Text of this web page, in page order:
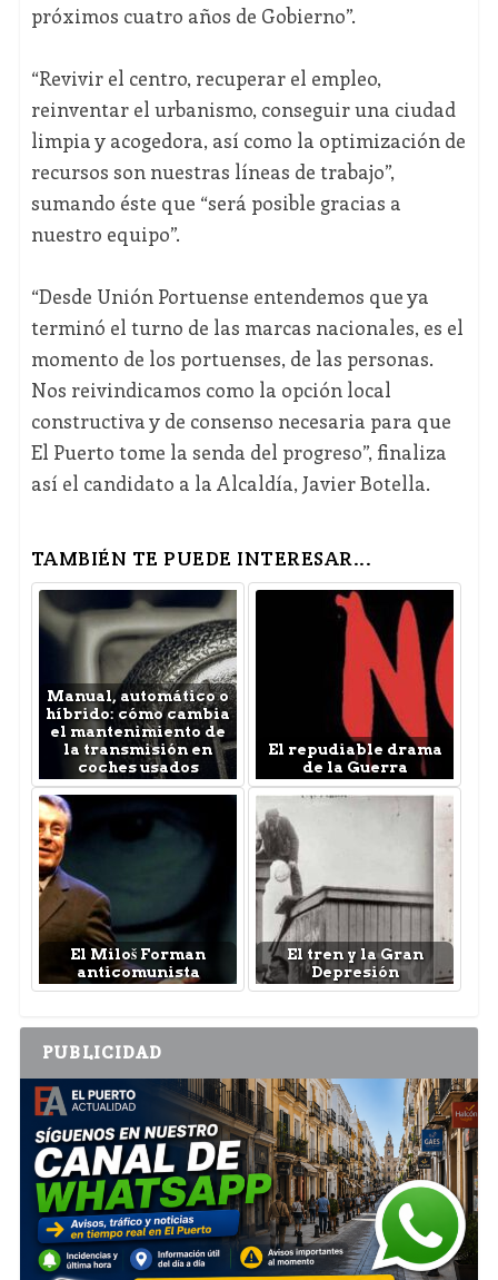
próximos cuatro años de Gobierno”.
“Revivir el centro, recuperar el empleo,
reinventar el urbanismo, conseguir una ciudad
limpia y acogedora, así como la optimización de
recursos son nuestras líneas de trabajo”,
sumando éste que “será posible gracias a
nuestro equipo”.
“Desde Unión Portuense entendemos que ya
terminó el turno de las marcas nacionales, es el
momento de los portuenses, de las personas.
Nos reivindicamos como la opción local
constructiva y de consenso necesaria para que
El Puerto tome la senda del progreso”, finaliza
así el candidato a la Alcaldía, Javier Botella.
TAMBIÉN TE PUEDE INTERESAR...
Manual, automático o
híbrido: cómo cambia
el mantenimiento de
la transmisión en
coches usados
El repudiable drama
de la Guerra
El Miloš Forman
anticomunista
El tren y la Gran
Depresión
PUBLICIDAD